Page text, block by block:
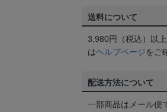
送料について
3,980円（税込）以
はヘルプページをご
配送方法について
一部商品はメール便